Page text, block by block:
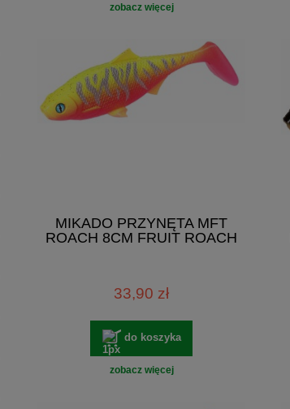
zobacz więcej
MIKADO PRZYNĘTA MFT
ROACH 8CM FRUIT ROACH
33,90 zł
do koszyka
zobacz więcej